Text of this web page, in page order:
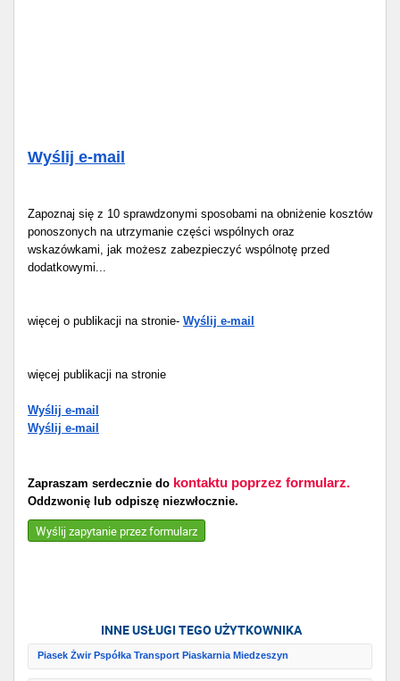
Wyślij e-mail
Zapoznaj się z 10 sprawdzonymi sposobami na obniżenie kosztów
ponoszonych na utrzymanie części wspólnych oraz
wskazówkami, jak możesz zabezpieczyć wspólnotę przed
dodatkowymi...
więcej o publikacji na stronie- Wyślij e-mail
więcej publikacji na stronie
Wyślij e-mail
Wyślij e-mail
Zapraszam serdecznie do kontaktu poprzez formularz.
Oddzwonię lub odpiszę niezwłocznie.
Wyślij zapytanie przez formularz
INNE USŁUGI TEGO UŻYTKOWNIKA
Piasek Żwir Pspółka Transport Piaskarnia Miedzeszyn